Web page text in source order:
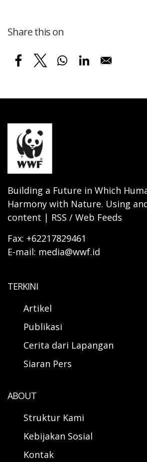
Share this on
Building a Future in Which
Harmony with Nature. Using
content | RSS / Web Feeds
Fax: +62217829461
E-mail: media@wwf.id
TERKINI
Artikel
Publikasi
Cerita dari Lapangan
Siaran Pers
ABOUT
Struktur Kami
Kebijakan Sosial
Kontak